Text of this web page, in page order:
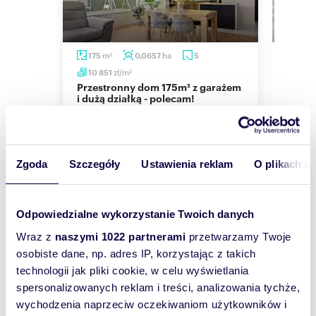
Zgoda Szczegóły Ustawienia reklam O plikach
Odpowiedzialne wykorzystanie Twoich danych
Wraz z naszymi 1022 partnerami przetwarzamy Twoje
osobiste dane, np. adres IP, korzystając z takich
technologii jak pliki cookie, w celu wyświetlania
spersonalizowanych reklam i treści, analizowania tychże,
wychodzenia naprzeciw oczekiwaniom użytkowników i
Lokalizacja idealna, blisko pełna infrastruktura.
Do przystanku komunikacji miejskiej 3 minuty,
do przedszkola 5 minut, szkoła, sklep, poczta,
apteka, ośrodek zdrowia, kościół, stacja PKP 10
minut spacerem.
WIĘCEJ SZCZEGÓŁÓW POD NUMEREM
TELEFONU
884
pokaż telefon
Oferta wysłana z programu dla biur
nieruchomości ASARI CRM (asaricrm.com)
Numer oferty: 7094/3098/ODS
Nr licencji zawodowej: 17972
175 m2 0,0657 ha
5
10 851 zł/m2
Przestronny dom 175m² z garażem
i dużą działką - polecam!
2
dom
Wyślij
wiadomość
To najlepszy
sposób, aby